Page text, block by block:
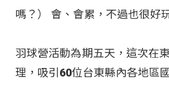
嗎？） 會、會累，不過也很好
羽球營活動為期五天，這次在
理，吸引60位台東縣內各地區